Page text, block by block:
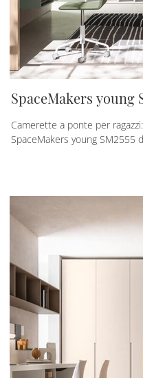
SpaceMakers young
Camerette a ponte per
SpaceMakers young SM2555